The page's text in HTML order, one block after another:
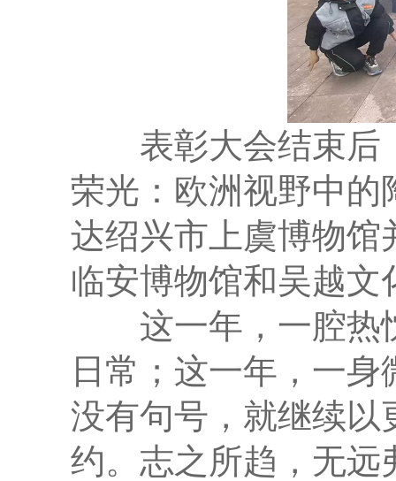
表彰大会结束后，
荣光：欧洲视野中的
达绍兴市上虞博物馆
临安博物馆和吴越
这一年，一腔热忱
日常；这一年，一
没有句号，就继续以
约。志之所趋，无